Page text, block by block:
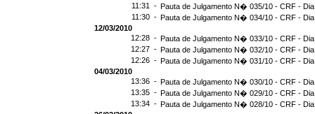
11:31 - Pauta de Julgamento N� 035/10 - CRF -
11:30 - Pauta de Julgamento N� 034/10 - CRF -
12/03/2010
12:28 - Pauta de Julgamento N� 033/10 - CRF -
12:27 - Pauta de Julgamento N� 032/10 - CRF -
12:26 - Pauta de Julgamento N� 031/10 - CRF -
04/03/2010
13:36 - Pauta de Julgamento N� 030/10 - CRF - Dia
13:35 - Pauta de Julgamento N� 029/10 - CRF -
13:34 - Pauta de Julgamento N� 028/10 - CRF -